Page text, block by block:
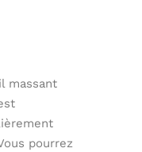
massant
pourrez